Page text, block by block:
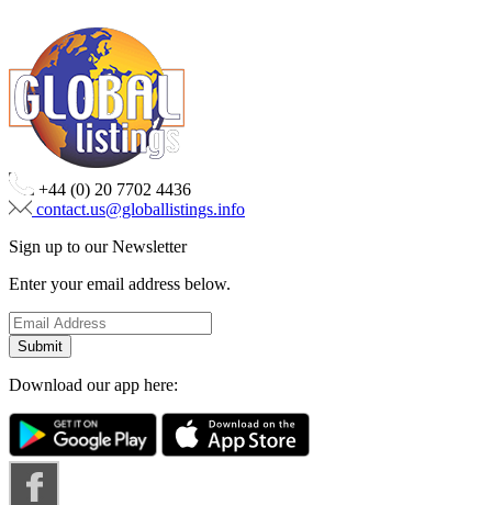
+44 (0) 20 7702 4436
contact.us@globallistings.info
Sign up to our Newsletter
Enter your email address below.
Download our app here: